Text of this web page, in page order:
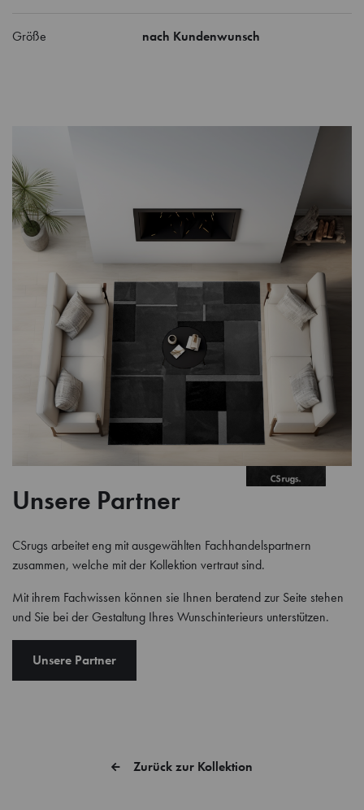
Größe nach Kundenwunsch
Unsere Partner
CSrugs arbeitet eng mit ausgewählten Fachhandelspartnern
zusammen, welche mit der Kollektion vertraut sind.
Mit ihrem Fachwissen können sie Ihnen beratend zur Seite stehen
und Sie bei der Gestaltung Ihres Wunschinterieurs unterstützen.
Unsere Partner
Zurück zur Kollektion